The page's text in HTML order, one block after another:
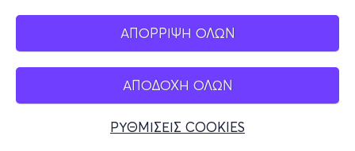
ΑΠΟΡΡΙΨΗ ΟΛΩΝ
ΑΠΟΔΟΧΗ ΟΛΩΝ
ΡΥΘΜΙΣΕΙΣ COOKIES